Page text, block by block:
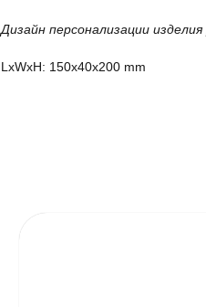
Дизайн персонализации
LxWxH: 150x40x200 mm